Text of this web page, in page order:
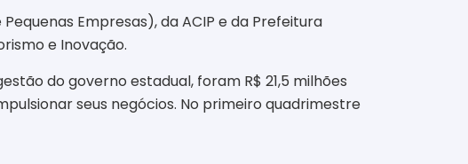
Empresas), da ACIP e da Prefeitura
e Inovação.
do governo estadual, foram R$ 21,5 milhões
seus negócios. No primeiro quadrimestre